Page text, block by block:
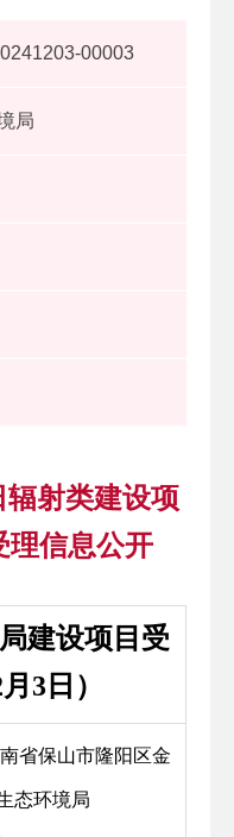
00003
局
辐射类建设项
理信息公开
建设项目受
3日）
省保山市隆阳区金
态环境局